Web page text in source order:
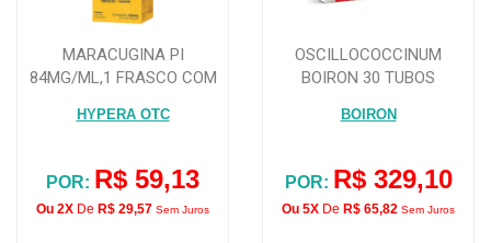
MARACUGINA PI
84MG/ML,1 FRASCO COM
HYPERA OTC
POR: R$ 59,13
Ou 2X De R$ 29,57 Sem Juros
OSCILLOCOCCINUM
BOIRON 30 TUBOS
BOIRON
POR: R$ 329,10
Ou 5X De R$ 65,82 Sem Juros